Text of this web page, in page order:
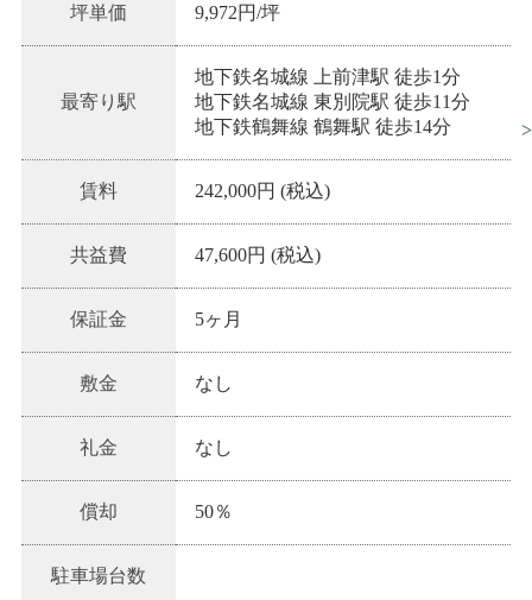
坪単価 9,972円/坪
最寄り駅
地下鉄名城線 上前津駅 徒歩1分
地下鉄名城線 東別院駅 徒歩11分
地下鉄鶴舞線 鶴舞駅 徒歩14分
賃料 242,000円 (税込)
共益費 47,600円 (税込)
保証金 5ヶ月
敷金 なし
礼金 なし
償却 50％
駐車場台数